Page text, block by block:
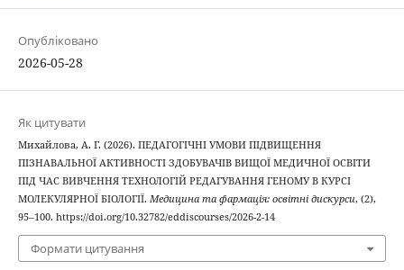
Опубліковано
2026-05-28
Як цитувати
Михайлова, А. Г. (2026). ПЕДАГОГІЧНІ УМОВИ ПІДВИЩЕННЯ
ПІЗНАВАЛЬНОЇ АКТИВНОСТІ ЗДОБУВАЧІВ ВИЩОЇ МЕДИЧНОЇ ОСВІТИ
ПІД ЧАС ВИВЧЕННЯ ТЕХНОЛОГІЙ РЕДАГУВАННЯ ГЕНОМУ В КУРСІ
МОЛЕКУЛЯРНОЇ БІОЛОГІЇ. Медицина та фармація: освітні дискурси, (2),
95–100. https://doi.org/10.32782/eddiscourses/2026-2-14
Формати цитування